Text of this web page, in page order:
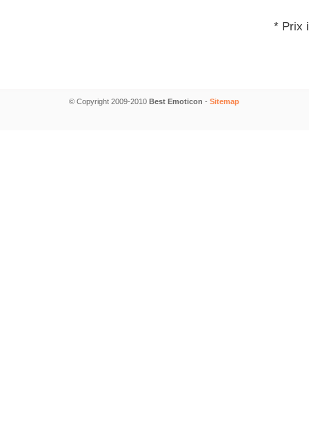
* Prix
© Copyright 2009-2010 Best Emoticon - Sitemap